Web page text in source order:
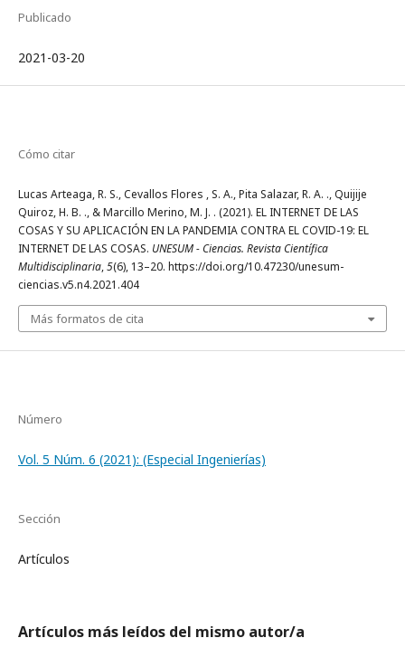
Publicado
2021-03-20
Cómo citar
Lucas Arteaga, R. S., Cevallos Flores , S. A., Pita Salazar, R. A. ., Quijije
Quiroz, H. B. ., & Marcillo Merino, M. J. . (2021). EL INTERNET DE LAS
COSAS Y SU APLICACIÓN EN LA PANDEMIA CONTRA EL COVID-19: EL
INTERNET DE LAS COSAS. UNESUM - Ciencias. Revista Científica
Multidisciplinaria,5(6), 13–20. https://doi.org/10.47230/unesum-
ciencias.v5.n4.2021.404
Más formatos de cita
Número
Vol. 5 Núm. 6 (2021): (Especial Ingenierí­as)
Sección
Artículos
Artículos más leídos del mismo autor/a